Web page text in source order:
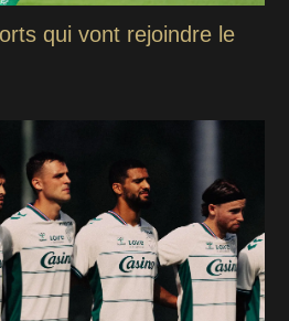
qui vont rejoindre le